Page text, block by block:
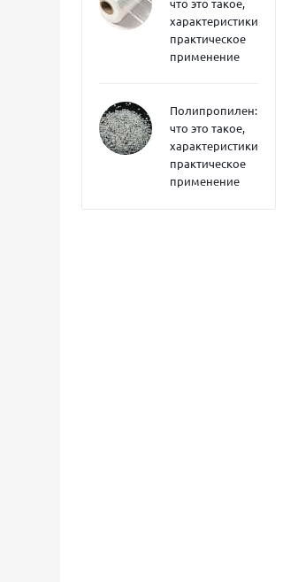
что это такое,
характеристики,
практическое
применение
Полипропилен:
что это такое,
характеристики,
практическое
применение